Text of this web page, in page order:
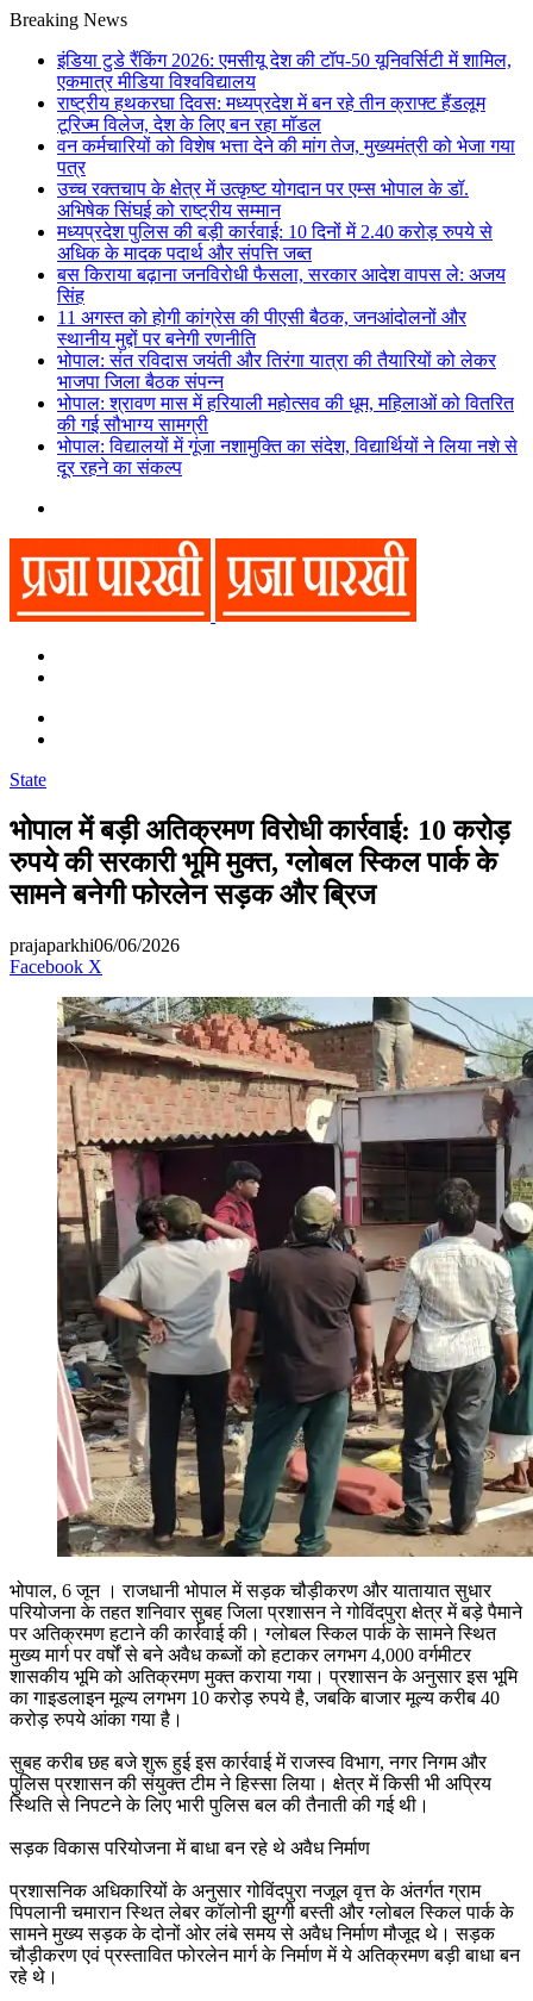
Breaking News
इंडिया टुडे रैंकिंग 2026: एमसीयू देश की टॉप-50 यूनिवर्सिटी में शामिल,
एकमात्र मीडिया विश्वविद्यालय
राष्ट्रीय हथकरघा दिवस: मध्यप्रदेश में बन रहे तीन क्राफ्ट हैंडलूम
टूरिज्म विलेज, देश के लिए बन रहा मॉडल
वन कर्मचारियों को विशेष भत्ता देने की मांग तेज, मुख्यमंत्री को भेजा गया
पत्र
उच्च रक्तचाप के क्षेत्र में उत्कृष्ट योगदान पर एम्स भोपाल के डॉ.
अभिषेक सिंघई को राष्ट्रीय सम्मान
मध्यप्रदेश पुलिस की बड़ी कार्रवाई: 10 दिनों में 2.40 करोड़ रुपये से
अधिक के मादक पदार्थ और संपत्ति जब्त
बस किराया बढ़ाना जनविरोधी फैसला, सरकार आदेश वापस ले: अजय
सिंह
11 अगस्त को होगी कांग्रेस की पीएसी बैठक, जनआंदोलनों और
स्थानीय मुद्दों पर बनेगी रणनीति
भोपाल: संत रविदास जयंती और तिरंगा यात्रा की तैयारियों को लेकर
भाजपा जिला बैठक संपन्न
भोपाल: श्रावण मास में हरियाली महोत्सव की धूम, महिलाओं को वितरित
की गई सौभाग्य सामग्री
भोपाल: विद्यालयों में गूंजा नशामुक्ति का संदेश, विद्यार्थियों ने लिया नशे से
दूर रहने का संकल्प
State
भोपाल में बड़ी अतिक्रमण विरोधी कार्रवाई: 10 करोड़
रुपये की सरकारी भूमि मुक्त, ग्लोबल स्किल पार्क के
सामने बनेगी फोरलेन सड़क और ब्रिज
prajaparkhi06/06/2026
Facebook X
भोपाल, 6 जून । राजधानी भोपाल में सड़क चौड़ीकरण और यातायात सुधार
परियोजना के तहत शनिवार सुबह जिला प्रशासन ने गोविंदपुरा क्षेत्र में बड़े पैमाने
पर अतिक्रमण हटाने की कार्रवाई की। ग्लोबल स्किल पार्क के सामने स्थित
मुख्य मार्ग पर वर्षों से बने अवैध कब्जों को हटाकर लगभग 4,000 वर्गमीटर
शासकीय भूमि को अतिक्रमण मुक्त कराया गया। प्रशासन के अनुसार इस भूमि
का गाइडलाइन मूल्य लगभग 10 करोड़ रुपये है, जबकि बाजार मूल्य करीब 40
करोड़ रुपये आंका गया है।
सुबह करीब छह बजे शुरू हुई इस कार्रवाई में राजस्व विभाग, नगर निगम और
पुलिस प्रशासन की संयुक्त टीम ने हिस्सा लिया। क्षेत्र में किसी भी अप्रिय
स्थिति से निपटने के लिए भारी पुलिस बल की तैनाती की गई थी।
सड़क विकास परियोजना में बाधा बन रहे थे अवैध निर्माण
प्रशासनिक अधिकारियों के अनुसार गोविंदपुरा नजूल वृत्त के अंतर्गत ग्राम
पिपलानी चमारान स्थित लेबर कॉलोनी झुग्गी बस्ती और ग्लोबल स्किल पार्क के
सामने मुख्य सड़क के दोनों ओर लंबे समय से अवैध निर्माण मौजूद थे। सड़क
चौड़ीकरण एवं प्रस्तावित फोरलेन मार्ग के निर्माण में ये अतिक्रमण बड़ी बाधा बन
रहे थे।